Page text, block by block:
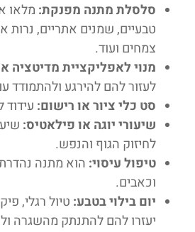
סלסלת מתנה מפנקת: מלאו
טבעיים, שמנים אתריים, נרות
צמחים ועוד.
מנוי לאפליקציית מדיטציה
לעזור להם להירגע ולהתמודד
סט כלי ציור או רישום: עידוד
שיעורי יוגה או פילאטיס:
לחיזוק הגוף והנפש.
טיפול עיסוי: הוא מתנה
וכאבים.
יום בילוי בטבע: טיול רגלי,
יעזרו להם להתנתק מהשגרה